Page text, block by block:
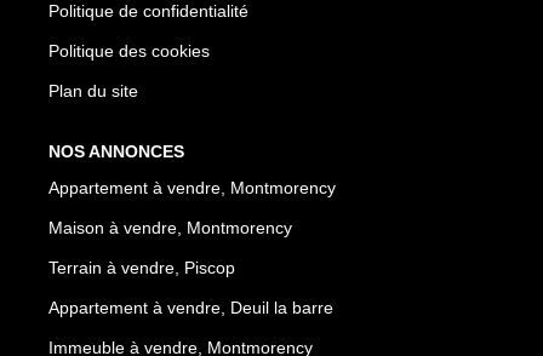
Politique de confidentialité
Politique des cookies
Plan du site
NOS ANNONCES
Appartement à vendre, Montmorency
Maison à vendre, Montmorency
Terrain à vendre, Piscop
Appartement à vendre, Deuil la barre
Immeuble à vendre, Montmorency